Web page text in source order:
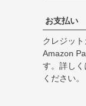
お支払い
クレジット
Amazon
す。詳しく
ください。